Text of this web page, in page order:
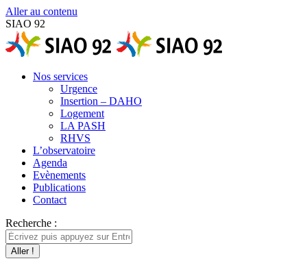
Aller au contenu
SIAO 92
Nos services
Urgence
Insertion – DAHO
Logement
LA PASH
RHVS
L’observatoire
Agenda
Evènements
Publications
Contact
Recherche :